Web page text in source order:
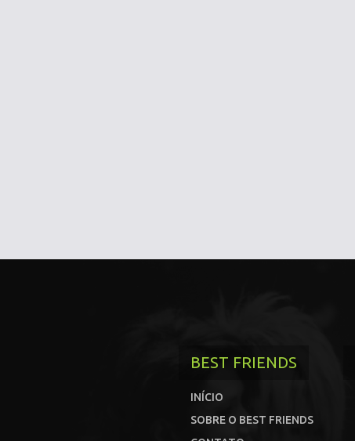
BEST FRIENDS
INÍCIO
SOBRE O BEST FRIENDS